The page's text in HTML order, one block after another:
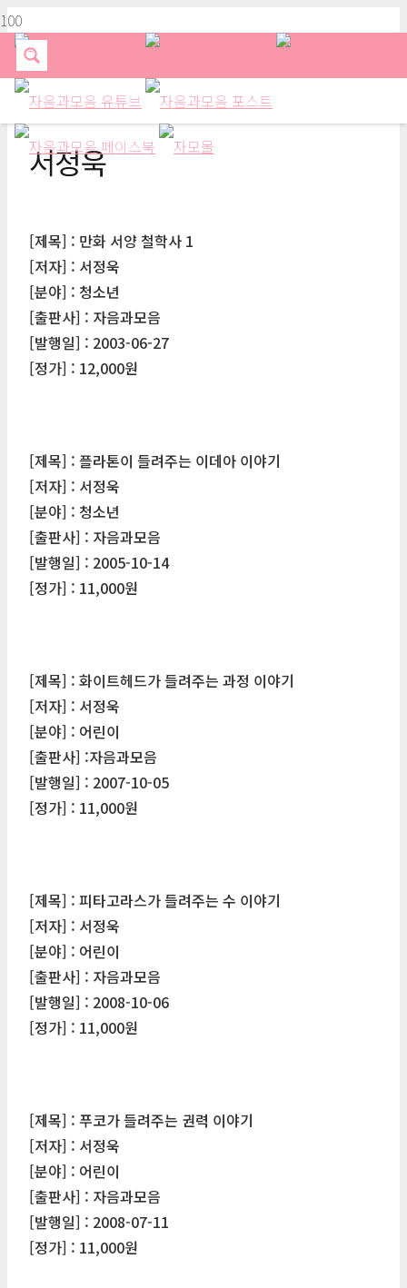
서정욱
[제목] : 만화 서양 철학사 1
[저자] : 서정욱
[분야] : 청소년
[출판사] : 자음과모음
[발행일] : 2003-06-27
[정가] : 12,000원
[제목] : 플라톤이 들려주는 이데아 이야기
[저자] : 서정욱
[분야] : 청소년
[출판사] : 자음과모음
[발행일] : 2005-10-14
[정가] : 11,000원
[제목] : 화이트헤드가 들려주는 과정 이야기
[저자] : 서정욱
[분야] : 어린이
[출판사] :자음과모음
[발행일] : 2007-10-05
[정가] : 11,000원
[제목] : 피타고라스가 들려주는 수 이야기
[저자] : 서정욱
[분야] : 어린이
[출판사] : 자음과모음
[발행일] : 2008-10-06
[정가] : 11,000원
[제목] : 푸코가 들려주는 권력 이야기
[저자] : 서정욱
[분야] : 어린이
[출판사] : 자음과모음
[발행일] : 2008-07-11
[정가] : 11,000원